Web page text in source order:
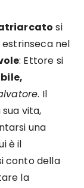
si
estrinseca nel
: Ettore si
. Il
vita,
una
è il
conto della
la